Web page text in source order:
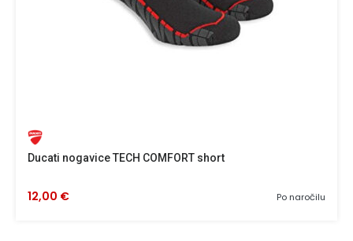
Ducati nogavice TECH COMFORT short
Po naročilu
12,00 €